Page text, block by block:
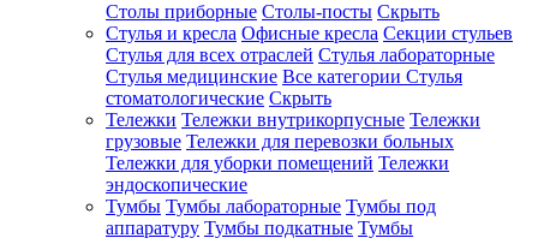
Столы приборные Столы-посты Скрыть
Стулья и кресла Офисные кресла Секции стульев
Стулья для всех отраслей Стулья лабораторные
Стулья медицинские Все категории Стулья
стоматологические Скрыть
Тележки Тележки внутрикорпусные Тележки
грузовые Тележки для перевозки больных
Тележки для уборки помещений Тележки
эндоскопические
Тумбы Тумбы лабораторные Тумбы под
аппаратуру Тумбы подкатные Тумбы